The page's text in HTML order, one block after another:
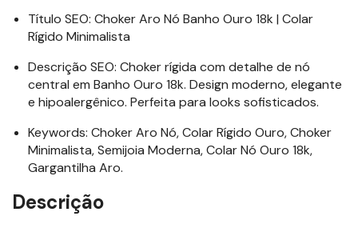
Título SEO: Choker Aro Nó Banho Ouro 18k | Colar
Rígido Minimalista
Descrição SEO: Choker rígida com detalhe de nó
central em Banho Ouro 18k. Design moderno, elegante
e hipoalergênico. Perfeita para looks sofisticados.
Keywords: Choker Aro Nó, Colar Rígido Ouro, Choker
Minimalista, Semijoia Moderna, Colar Nó Ouro 18k,
Gargantilha Aro.
Descrição